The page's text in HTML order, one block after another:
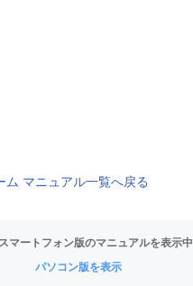
ム マニュアル一覧へ戻る
マートフォン版のマニュアルを表示中
パソコン版を表示